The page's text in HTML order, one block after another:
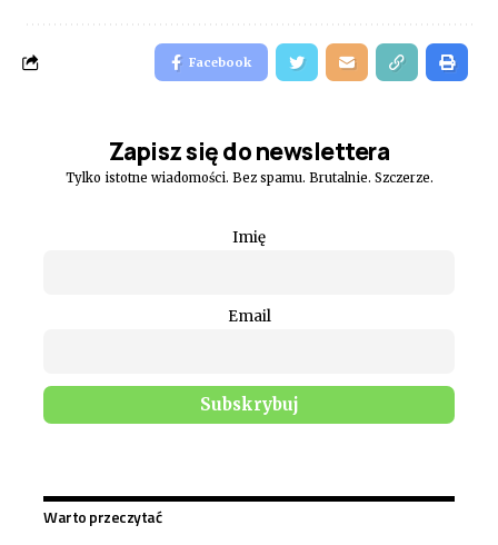
Facebook
Zapisz się do newslettera
Tylko istotne wiadomości. Bez spamu. Brutalnie. Szczerze.
Imię
Email
Warto przeczytać